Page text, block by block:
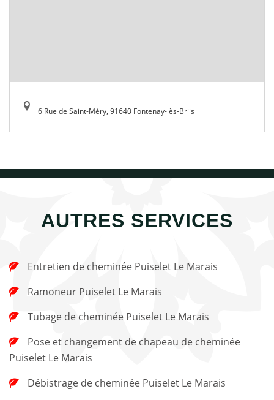
6 Rue de Saint-Méry, 91640 Fontenay-lès-Briis
AUTRES SERVICES
Entretien de cheminée Puiselet Le Marais
Ramoneur Puiselet Le Marais
Tubage de cheminée Puiselet Le Marais
Puiselet Le Marais
Débistrage de cheminée Puiselet Le Marais